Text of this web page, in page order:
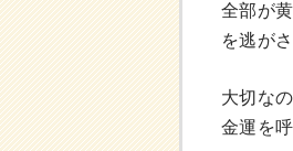
全部が
を逃が
大切な
金運を